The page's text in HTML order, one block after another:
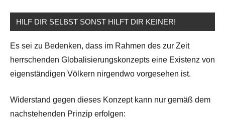
HILF DIR SELBST SONST HILFT DIR KEINER!
Es sei zu Bedenken, dass im Rahmen des zur Zeit
herrschenden Globalisierungskonzepts eine Existenz von
eigenständigen Völkern nirgendwo vorgesehen ist.
Widerstand gegen dieses Konzept kann nur gemäß dem
nachstehenden Prinzip erfolgen: